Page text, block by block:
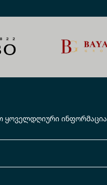
ყოველდღიური ინფორმაცია